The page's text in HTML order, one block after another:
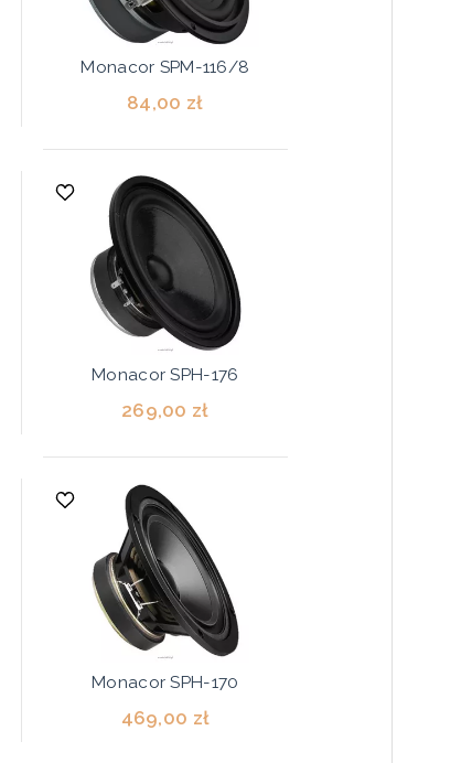
Monacor SPM-116/8
84,00 zł
Monacor SPH-176
269,00 zł
Monacor SPH-170
469,00 zł